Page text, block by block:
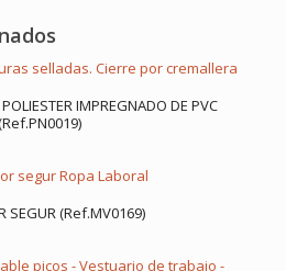
IMPREGNADO DE PVC
SEGUR (Ref.MV0169)